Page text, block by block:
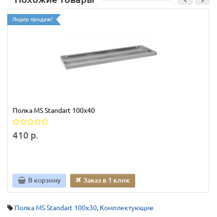
Лидер продаж!
Полка MS Standart 100х40
410 р.
В корзину Заказ в 1 клик
Полка MS Standart 100х30, Комплектующие